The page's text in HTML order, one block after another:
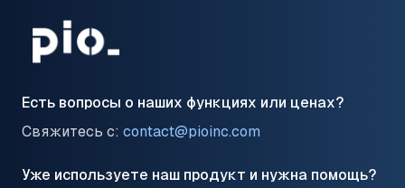
Есть вопросы о наших функциях или ценах?
Свяжитесь с: contact@pioinc.com
Уже используете наш продукт и нужна помощь?